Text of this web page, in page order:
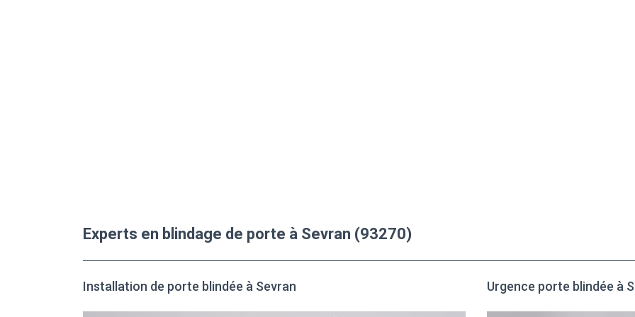
Experts en blindage de porte à Sevran (93270)
Installation de porte blindée à Sevran Urgence porte blindée à